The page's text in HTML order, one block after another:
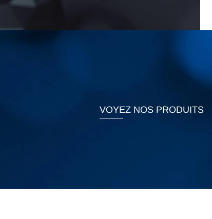
VOYEZ NOS PRODUITS